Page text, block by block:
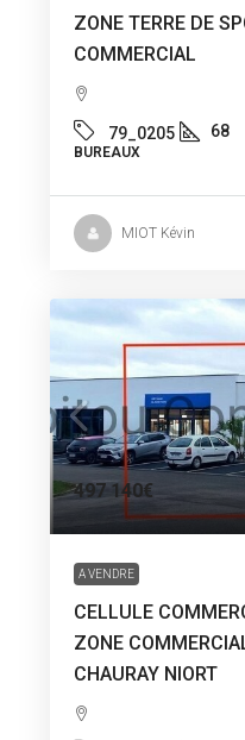
ZONE TERRE DE
COMMERCIAL
79_0205 68
BUREAUX
MIOT Kévin
497 140€
A VENDRE
CELLULE
ZONE
CHAURAY NIORT